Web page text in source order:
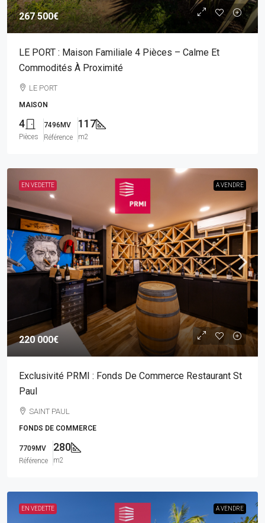
267 500€
LE PORT : Maison Familiale 4 Pièces – Calme Et
Commodités À Proximité
LE PORT
MAISON
4
Pièces
7496MV
Référence
117
m2
EN VEDETTE A VENDRE
220 000€
Exclusivité PRMI : Fonds De Commerce Restaurant St
Paul
SAINT PAUL
FONDS DE COMMERCE
7709MV
Référence
280
m2
EN VEDETTE A VENDRE